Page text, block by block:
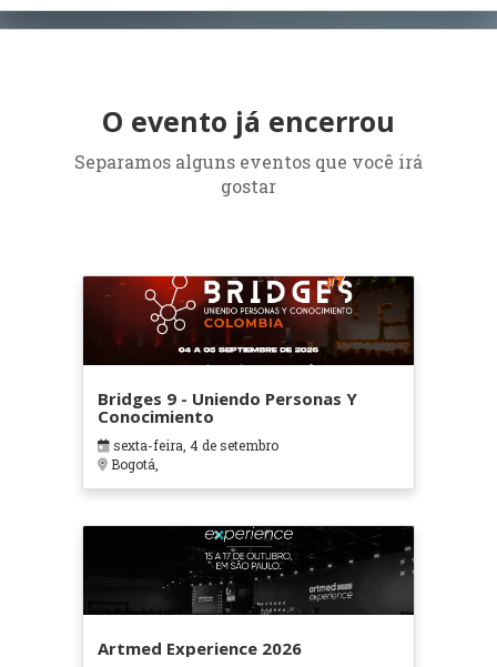
O evento já encerrou
Separamos alguns eventos que você irá
gostar
Bridges 9 - Uniendo Personas Y
Conocimiento
sexta-feira, 4 de setembro
Bogotá,
Artmed Experience 2026